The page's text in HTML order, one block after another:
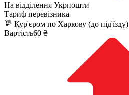
На відділення Укрпошти
Тариф перевізника
Кур'єром по Харкову (до під'їзду)
Вартість60 ₴